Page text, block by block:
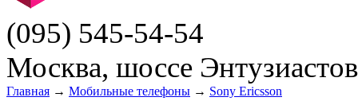
(095) 545-54-54
Москва, шоссе
Главная → Мобильные телефоны → Sony Ericsson